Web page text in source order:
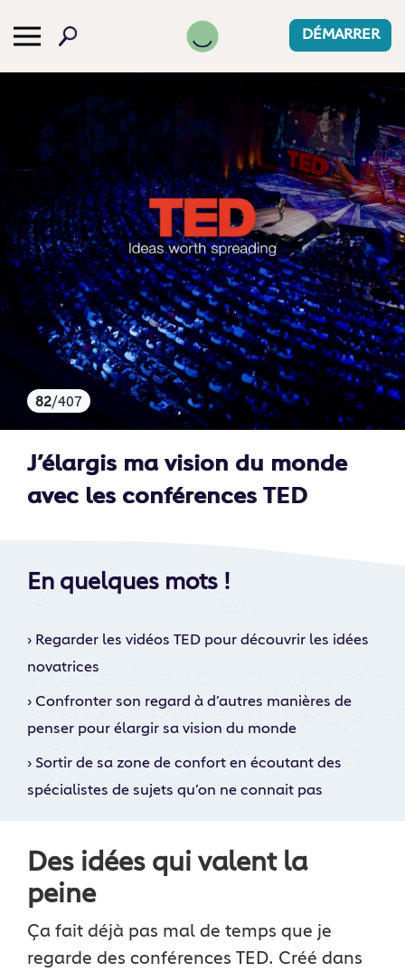
DÉMARRER
82/407
J’élargis ma vision du monde
avec les conférences TED
En quelques mots !
› Regarder les vidéos TED pour découvrir les idées
novatrices
› Confronter son regard à d’autres manières de
penser pour élargir sa vision du monde
› Sortir de sa zone de confort en écoutant des
spécialistes de sujets qu’on ne connait pas
Des idées qui valent la
peine
Ça fait déjà pas mal de temps que je
regarde des conférences TED. Créé dans